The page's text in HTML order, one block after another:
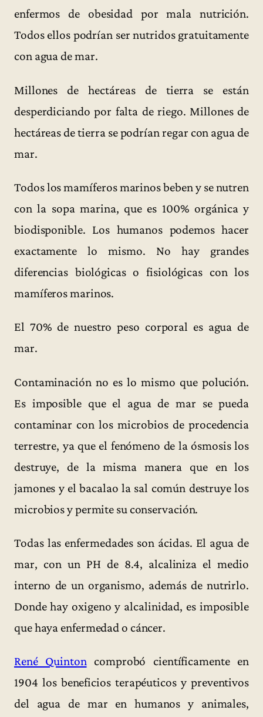
enfermos de obesidad por mala nutrición.
Todos ellos podrían ser nutridos gratuitamente
con agua de mar.
Millones de hectáreas de tierra se están
desperdiciando por falta de riego. Millones de
hectáreas de tierra se podrían regar con agua de
mar.
Todos los mamíferos marinos beben y se nutren
con la sopa marina, que es 100% orgánica y
biodisponible. Los humanos podemos hacer
exactamente lo mismo. No hay grandes
diferencias biológicas o fisiológicas con los
mamíferos marinos.
El 70% de nuestro peso corporal es agua de
mar.
Contaminación no es lo mismo que polución.
Es imposible que el agua de mar se pueda
contaminar con los microbios de procedencia
terrestre, ya que el fenómeno de la ósmosis los
destruye, de la misma manera que en los
jamones y el bacalao la sal común destruye los
microbios y permite su conservación.
Todas las enfermedades son ácidas. El agua de
mar, con un PH de 8.4, alcaliniza el medio
interno de un organismo, además de nutrirlo.
Donde hay oxigeno y alcalinidad, es imposible
que haya enfermedad o cáncer.
René Quintoncomprobó científicamente en
1904 los beneficios terapéuticos y preventivos
del agua de mar en humanos y animales,